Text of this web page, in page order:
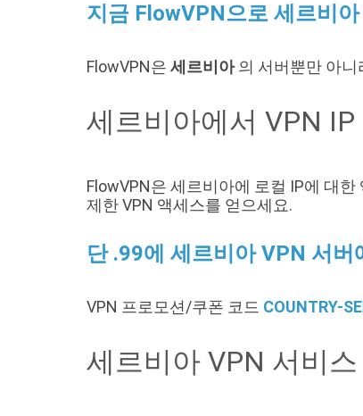
지금 FlowVPN으로 세르비
FlowVPN은 세르비아의 서버뿐만 아니
세르비아에서 VPN IP
FlowVPN은 세르비아에 로컬 IP에 대
제한 VPN 액세스를 얻으세요.
단 .99에 세르비아 VPN 서버
VPN 프로모션/쿠폰 코드 COUNTRY-
세르비아 VPN 서비스